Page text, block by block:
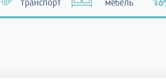
транспорт
мебель